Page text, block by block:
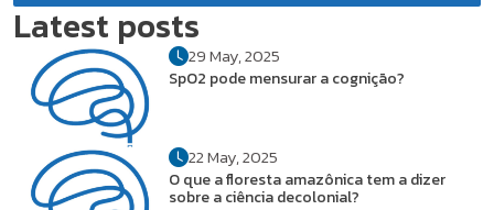
Latest posts
29 May, 2025
SpO2 pode mensurar a cognição?
22 May, 2025
O que a floresta amazônica tem a dizer
sobre a ciência decolonial?